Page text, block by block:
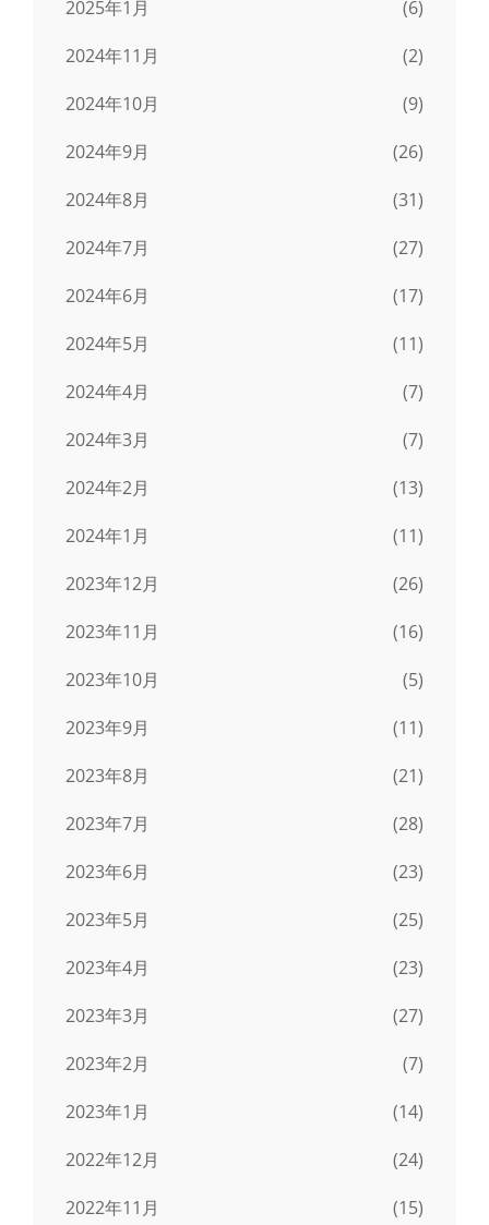
2025年1月
(6)
2024年11月
(2)
2024年10月
(9)
2024年9月
(26)
2024年8月
(31)
2024年7月
(27)
2024年6月
(17)
2024年5月
(11)
2024年4月
(7)
2024年3月
(7)
2024年2月
(13)
2024年1月
(11)
2023年12月
(26)
2023年11月
(16)
2023年10月
(5)
2023年9月
(11)
2023年8月
(21)
2023年7月
(28)
2023年6月
(23)
2023年5月
(25)
2023年4月
(23)
2023年3月
(27)
2023年2月
(7)
2023年1月
(14)
2022年12月
(24)
2022年11月
(15)